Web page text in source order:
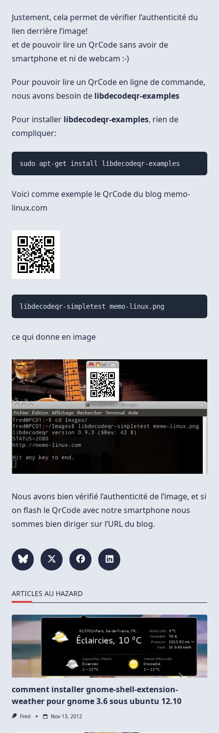
Justement, cela permet de vérifier l’authenticité du
lien derrière l’image!
et de pouvoir lire un QrCode sans avoir de
smartphone et ni de webcam :-)
Pour pouvoir lire un QrCode en ligne de commande,
nous avons besoin de libdecodeqr-examples
Pour installer libdecodeqr-examples, rien de
compliquer:
Voici comme exemple le QrCode du blog memo-
linux.com
libdecodeqr-simpletest memo-linux.png
ce qui donne en image
Nous avons bien vérifié l’authenticité de l’image, et si
on flash le QrCode avec notre smartphone nous
sommes bien diriger sur l’URL du blog.
ARTICLES AU HAZARD
comment installer gnome-shell-extension-
weather pour gnome 3.6 sous ubuntu 12.10
Fred Nov 13, 2012